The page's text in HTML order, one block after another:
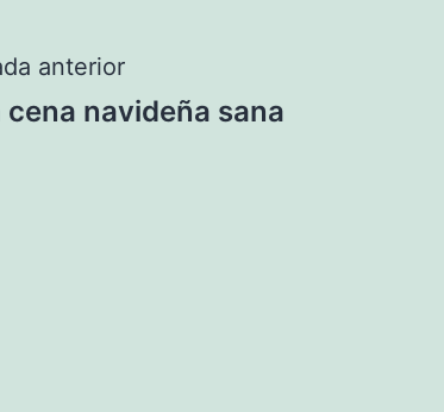
anterior
cena navideña sana